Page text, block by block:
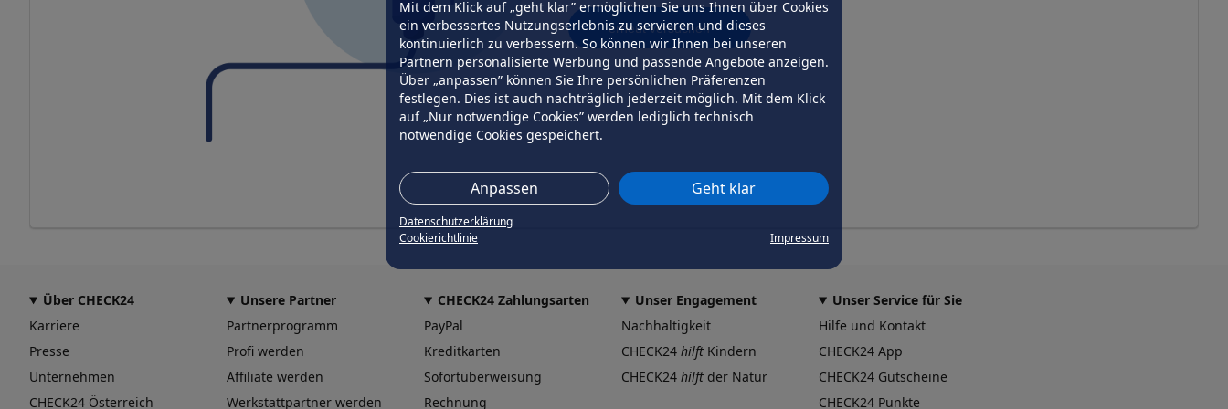
Mit dem Klick auf „geht klar” ermöglichen Sie uns Ihnen über Cookies
ein verbessertes Nutzungserlebnis zu servieren und dieses
kontinuierlich zu verbessern. So können wir Ihnen bei unseren
Partnern personalisierte Werbung und passende Angebote anzeigen.
Über „anpassen” können Sie Ihre persönlichen Präferenzen
festlegen. Dies ist auch nachträglich jederzeit möglich. Mit dem Klick
auf „Nur notwendige Cookies” werden lediglich technisch
notwendige Cookies gespeichert.
Anpassen Geht klar
Datenschutzerklärung
Cookierichtlinie
Impressum
erneut versuchen
Über CHECK24
Karriere
Presse
Unternehmen
CHECK24 Österreich
Unsere Partner
Partnerprogramm
Profi werden
Affiliate werden
Werkstattpartner werden
CHECK24 Zahlungsarten
PayPal
Kreditkarten
Sofortüberweisung
Rechnung
Unser Engagement
Nachhaltigkeit
CHECK24 hilft Kindern
CHECK24 hilft der Natur
Unser Service für Sie
Hilfe und Kontakt
CHECK24 App
CHECK24 Gutscheine
CHECK24 Punkte